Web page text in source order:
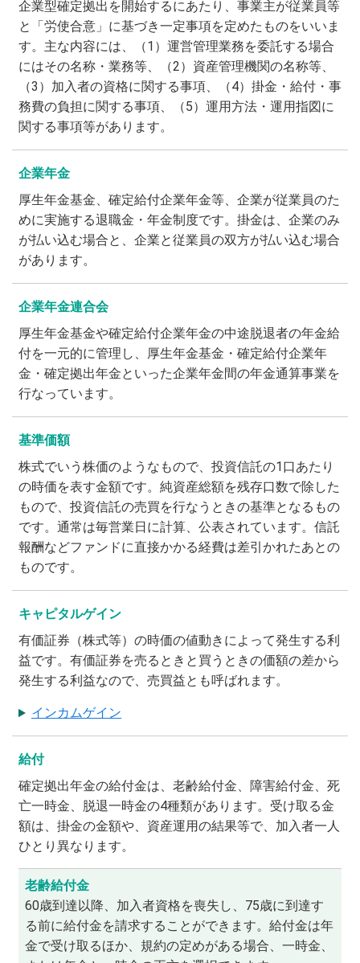
企業型確定拠出を開始するにあたり、事業主が従業員等
と「労使合意」に基づき一定事項を定めたものをいいま
す。主な内容には、（1）運営管理業務を委託する場合
にはその名称・業務等、（2）資産管理機関の名称等、
（3）加入者の資格に関する事項、（4）掛金・給付・事
務費の負担に関する事項、（5）運用方法・運用指図に
関する事項等があります。
企業年金
厚生年金基金、確定給付企業年金等、企業が従業員のた
めに実施する退職金・年金制度です。掛金は、企業のみ
が払い込む場合と、企業と従業員の双方が払い込む場合
があります。
企業年金連合会
厚生年金基金や確定給付企業年金の中途脱退者の年金給
付を一元的に管理し、厚生年金基金・確定給付企業年
金・確定拠出年金といった企業年金間の年金通算事業を
行なっています。
基準価額
株式でいう株価のようなもので、投資信託の1口あたり
の時価を表す金額です。純資産総額を残存口数で除した
もので、投資信託の売買を行なうときの基準となるもの
です。通常は毎営業日に計算、公表されています。信託
報酬などファンドに直接かかる経費は差引かれたあとの
ものです。
キャピタルゲイン
有価証券（株式等）の時価の値動きによって発生する利
益です。有価証券を売るときと買うときの価額の差から
発生する利益なので、売買益とも呼ばれます。
インカムゲイン
給付
確定拠出年金の給付金は、老齢給付金、障害給付金、死
亡一時金、脱退一時金の4種類があります。受け取る金
額は、掛金の金額や、資産運用の結果等で、加入者一人
ひとり異なります。
老齢給付金
60歳到達以降、加入者資格を喪失し、75歳に到達す
る前に給付金を請求することができます。給付金は年
金で受け取るほか、規約の定めがある場合、一時金、